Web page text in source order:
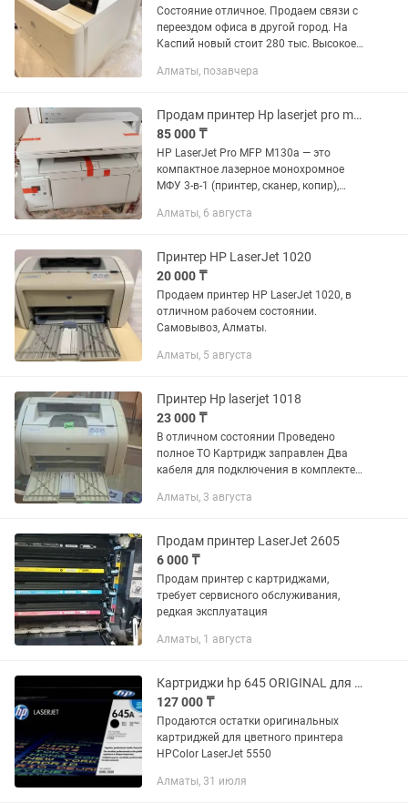
Состояние отличное. Продаем связи с
переездом офиса в другой город. На
Каспий новый стоит 280 тыс. Высокое
Разрешение качество 600х600dpi,
Алматы, позавчера
Продам принтер Hp laserjet pro mfp m130a
85 000 ₸
HP LaserJet Pro MFP M130a — это
компактное лазерное монохромное
МФУ 3-в-1 (принтер, сканер, копир),
небольшого офиса.Главные
стр./мин...
Алматы, 6 августа
Принтер HP LaserJet 1020
20 000 ₸
Продаем принтер HP LaserJet 1020, в
отличном рабочем состоянии.
Самовывоз, Алматы.
Алматы, 5 августа
Принтер Hp laserjet 1018
23 000 ₸
В отличном состоянии Проведено
полное ТО Картридж заправлен Два
кабеля для подключения в комплекте
комплектующие Ул. Майлина 75 С 10
Алматы, 3 августа
Продам принтер LaserJet 2605
6 000 ₸
Продам принтер с картриджами,
требует сервисного обслуживания,
редкая эксплуатация
Алматы, 1 августа
Картриджи hp 645 ORIGINAL для принтера hp Color LaserJet 5550 все цвета
127 000 ₸
Продаются остатки оригинальных
картриджей для цветного принтера
HPColor LaserJet 5550
Алматы, 31 июля